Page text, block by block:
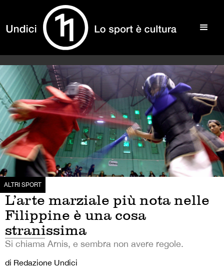
ALTRI SPORT
L’arte marziale più nota nelle
Filippine è una cosa
stranissima
Si chiama Arnis, e sembra non avere regole.
di Redazione Undici